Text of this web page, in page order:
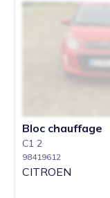
Bloc chauffage
C1 2
98419612
CITROEN